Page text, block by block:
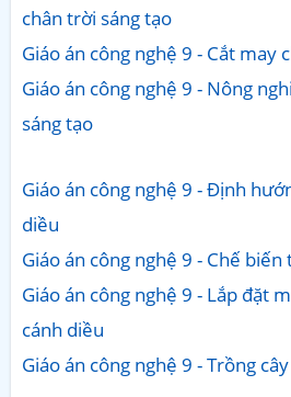
chân trời sáng tạo
Giáo án công nghệ 9 - Cắt may
Giáo án công nghệ 9 - Nông
sáng tạo
Giáo án công nghệ 9 - Định
diều
Giáo án công nghệ 9 - Chế
Giáo án công nghệ 9 - Lắp đặt
cánh diều
Giáo án công nghệ 9 - Trồng